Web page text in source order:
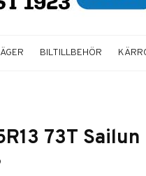
BILTILLBEHÖR
73T